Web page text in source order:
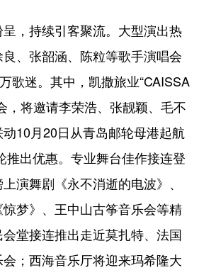
，持续引客聚流。大型演出热
、张韶涵、陈粒等歌手演唱会
歌迷。其中，凯撒旅业“CAISSA
，将邀请李荣浩、张靓颖、毛不
10月20日从青岛邮轮母港起航
推出优惠。专业舞台佳作接连登
演舞剧《永不消逝的电波》、
梦》、王中山古筝音乐会等精
堂接连推出走近莫扎特、法国
；西海音乐厅将迎来玛希隆大